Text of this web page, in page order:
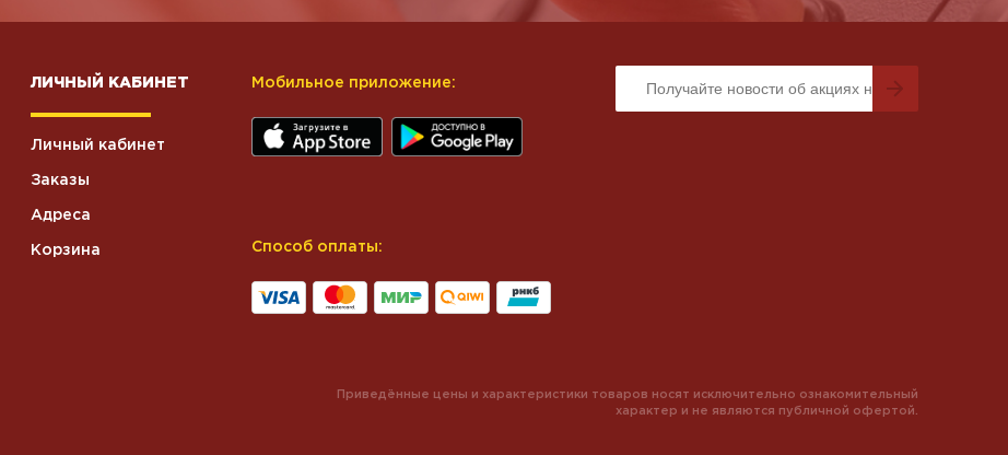
ЛИЧНЫЙ КАБИНЕТ
Личный кабинет
Заказы
Адреса
Корзина
Мобильное приложение:
Способ оплаты:
Приведённые цены и характеристики товаров носят исключительно ознакомительный
характер и не являются публичной офертой.